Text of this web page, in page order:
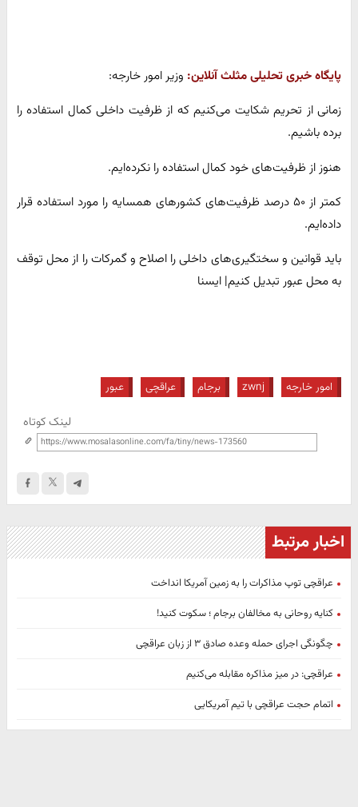
پایگاه خبری تحلیلی مثلث آنلاین: وزیر امور خارجه:
زمانی از تحریم شکایت می‌کنیم که از ظرفیت داخلی کمال استفاده را
برده باشیم.
هنوز از ظرفیت‌های خود کمال استفاده را نکرده‌ایم.
کمتر از ۵۰ درصد ظرفیت‌های کشورهای همسایه را مورد استفاده قرار
داده‌ایم.
باید قوانین و سختگیری‌های داخلی را اصلاح و گمرکات را از محل توقف
به محل عبور تبدیل کنیم| ایسنا
امور خارجه zwnj برجام عراقچی عبور
لینک کوتاه
اخبار مرتبط
عراقچی توپ مذاکرات را به زمین آمریکا انداخت
کنایه روحانی به مخالفان برجام ؛ سکوت کنید!
چگونگی اجرای حمله وعده صادق ۳ از زبان عراقچی
عراقچی: در میز مذاکره مقابله می‌کنیم
اتمام حجت عراقچی با تیم آمریکایی